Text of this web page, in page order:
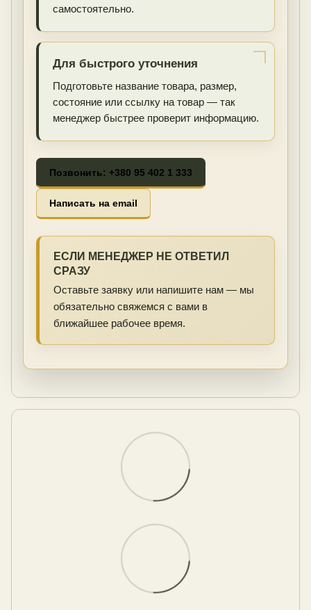
самостоятельно.
Для быстрого уточнения
Подготовьте название товара, размер,
состояние или ссылку на товар — так
менеджер быстрее проверит информацию.
Позвонить: +380 95 402 1 333
Написать на email
ЕСЛИ МЕНЕДЖЕР НЕ ОТВЕТИЛ
СРАЗУ
Оставьте заявку или напишите нам — мы
обязательно свяжемся с вами в
ближайшее рабочее время.